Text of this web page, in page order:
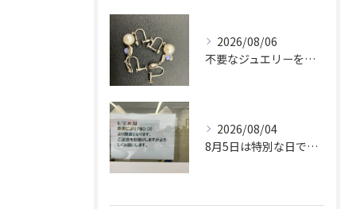
2026/08/06
不要なジュエリーを眠らせていませんか？
2026/08/04
8月5日は特別な日です。